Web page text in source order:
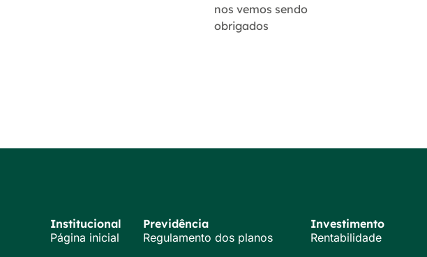
nos vemos sendo
obrigados
Institucional
Página inicial
Previdência
Regulamento dos planos
Investimento
Rentabilidade